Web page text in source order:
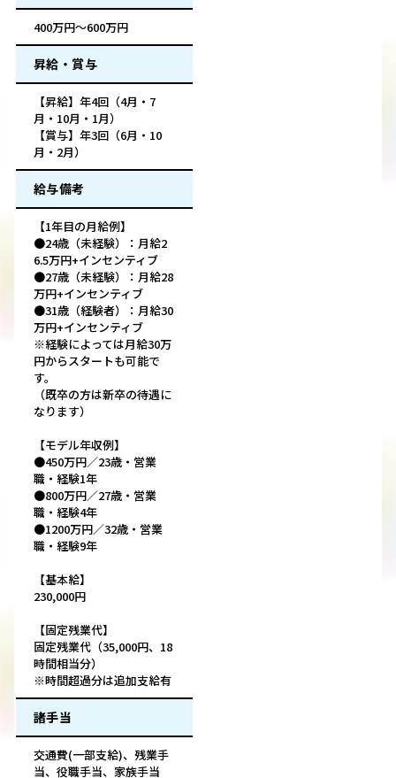
400万円～600万円
昇給・賞与
【昇給】年4回（4月・7
月・10月・1月）
【賞与】年3回（6月・10
月・2月）
給与備考
【1年目の月給例】
●24歳（未経験）：月給2
6.5万円+インセンティブ
●27歳（未経験）：月給28
万円+インセンティブ
●31歳（経験者）：月給30
万円+インセンティブ
※経験によっては月給30万
円からスタートも可能で
す。
（既卒の方は新卒の待遇に
なります）
【モデル年収例】
●450万円／23歳・営業
職・経験1年
●800万円／27歳・営業
職・経験4年
●1200万円／32歳・営業
職・経験9年
【基本給】
230,000円
【固定残業代】
固定残業代（35,000円、18
時間相当分）
※時間超過分は追加支給有
諸手当
交通費(一部支給)、残業手
当、役職手当、家族手当